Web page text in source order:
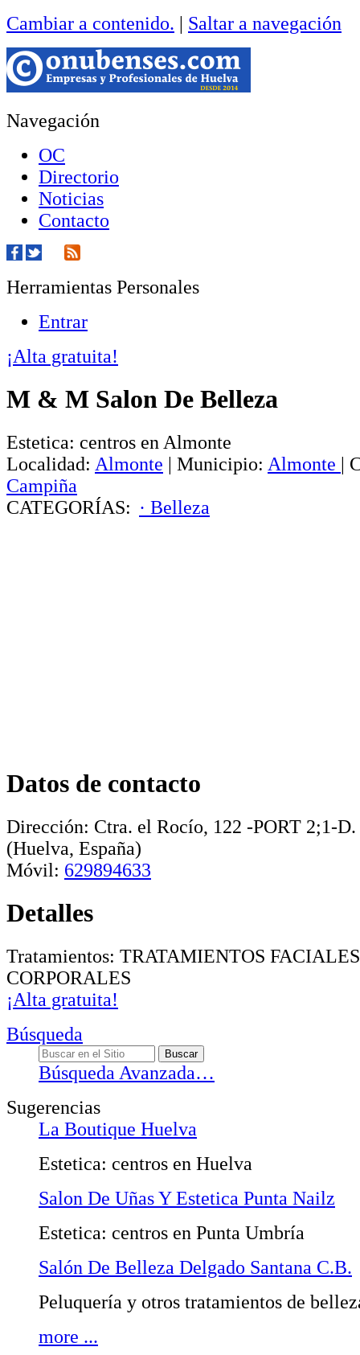
Cambiar a contenido. | Saltar a navegación
Navegación
OC
Directorio
Noticias
Contacto
Herramientas Personales
Entrar
¡Alta gratuita!
M & M Salon De Belleza
Estetica: centros en Almonte
Localidad: Almonte | Municipio: Almonte |
Campiña
CATEGORÍAS: · Belleza
Datos de contacto
Dirección: Ctra. el Rocío, 122 -PORT 2;1-D.
(Huelva, España)
Móvil: 629894633
Detalles
Tratamientos: TRATAMIENTOS
CORPORALES
¡Alta gratuita!
Búsqueda
Búsqueda Avanzada…
Sugerencias
La Boutique Huelva
Estetica: centros en Huelva
Salon De Uñas Y Estetica Punta Nailz
Estetica: centros en Punta Umbría
Salón De Belleza Delgado Santana C.B.
Peluquería y otros tratamientos de
more ...